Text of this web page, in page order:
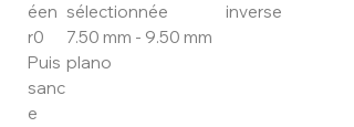
éen sélectionnée
inverse
r0
7.50 mm - 9.50 mm
Puis
sanc
e
plano